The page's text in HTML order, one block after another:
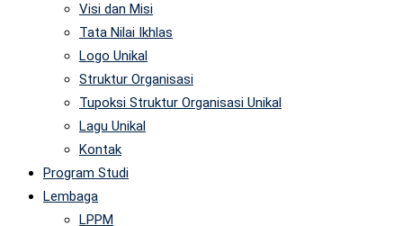
Visi dan Misi
Tata Nilai Ikhlas
Logo Unikal
Struktur Organisasi
Tupoksi Struktur Organisasi Unikal
Lagu Unikal
Kontak
Program Studi
Lembaga
LPPM